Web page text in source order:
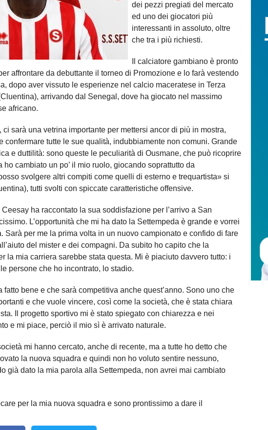
dei pezzi pregiati del mercato
ed uno dei giocatori più
interessanti in assoluto, oltre
che tra i più richiesti.
Il calciatore gambiano è pronto
affrontare da debuttante il torneo di Promozione e lo farà vestendo
dopo aver vissuto le esperienze nel calcio maceratese in Terza
arrivando dal Senegal, dove ha giocato nel massimo
africano.
ci sarà una vetrina importante per mettersi ancor di più in mostra,
confermare tutte le sue qualità, indubbiamente non comuni. Grande
e duttilità: sono queste le peculiarità di Ousmane, che può ricoprire
ho cambiato un po’ il mio ruolo, giocando soprattutto da
svolgere altri compiti come quelli di esterno e trequartista» si
tutti svolti con spiccate caratteristiche offensive.
ha raccontato la sua soddisfazione per l’arrivo a San
L’opportunità che mi ha dato la Settempeda è grande e vorrei
Sarà per me la prima volta in un nuovo campionato e confido di fare
del mister e dei compagni. Da subito ho capito che la
la mia carriera sarebbe stata questa. Mi è piaciuto davvero tutto: i
persone che ho incontrato, lo stadio.
fatto bene e che sarà competitiva anche quest’anno. Sono uno che
e che vuole vincere, così come la società, che è stata chiara
Il progetto sportivo mi è stato spiegato con chiarezza e nei
e mi piace, perciò il mio sì è arrivato naturale.
mi hanno cercato, anche di recente, ma a tutte ho detto che
la nuova squadra e quindi non ho voluto sentire nessuno,
già dato la mia parola alla Settempeda, non avrei mai cambiato
per la mia nuova squadra e sono prontissimo a dare il